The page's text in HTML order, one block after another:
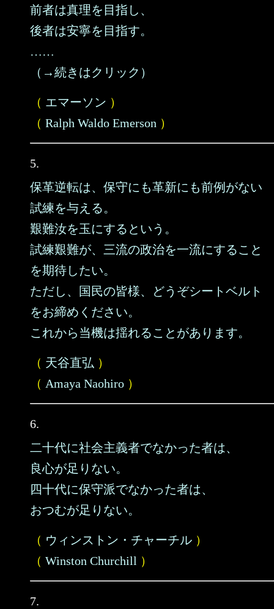
前者は真理を目指し、
後者は安寧を目指す。
……
（→続きはクリック）
（ エマーソン ）
（ Ralph Waldo Emerson ）
5.
保革逆転は、保守にも革新にも前例がない
試練を与える。
艱難汝を玉にするという。
試練艱難が、三流の政治を一流にすること
を期待したい。
ただし、国民の皆様、どうぞシートベルト
をお締めください。
これから当機は揺れることがあります。
（ 天谷直弘 ）
（ Amaya Naohiro ）
6.
二十代に社会主義者でなかった者は、
良心が足りない。
四十代に保守派でなかった者は、
おつむが足りない。
（ ウィンストン・チャーチル ）
（ Winston Churchill ）
7.